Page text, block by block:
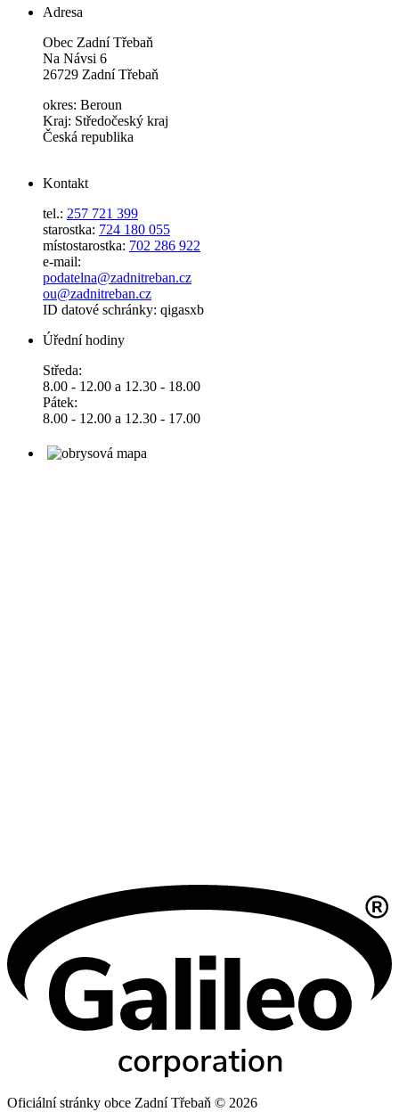
Adresa
Obec Zadní Třebaň
Na Návsi 6
26729 Zadní Třebaň
okres: Beroun
Kraj: Středočeský kraj
Česká republika
Kontakt
tel.: 257 721 399
starostka: 724 180 055
místostarostka: 702 286 922
e-mail:
podatelna@zadnitreban.cz
ou@zadnitreban.cz
ID datové schránky: qigasxb
Úřední hodiny
Středa:
8.00 - 12.00 a 12.30 - 18.00
Pátek:
8.00 - 12.00 a 12.30 - 17.00
Oficiální stránky obce Zadní Třebaň © 2026